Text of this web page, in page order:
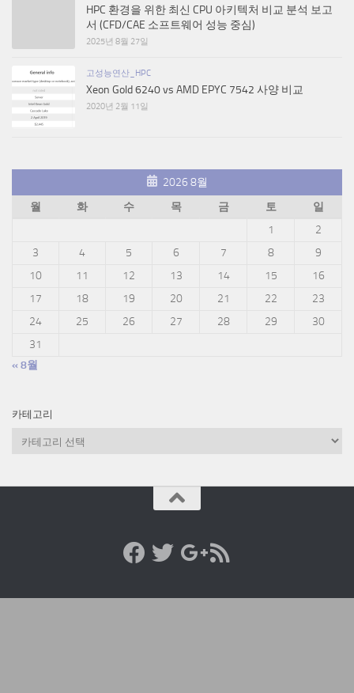
HPC 환경을 위한 최신 CPU 아키텍처 비교 분석 보고
서 (CFD/CAE 소프트웨어 성능 중심)
2025년 8월 27일
고성능연산_HPC
Xeon Gold 6240 vs AMD EPYC 7542 사양 비교
2020년 2월 11일
2026 8월
월
화 수 목 금 토
일
1
2
3
4 5 6 7 8
9
10
11 12 13 14 15
16
17
18 19 20 21 22
23
24
25 26 27 28 29
30
31
« 8월
카테고리
리